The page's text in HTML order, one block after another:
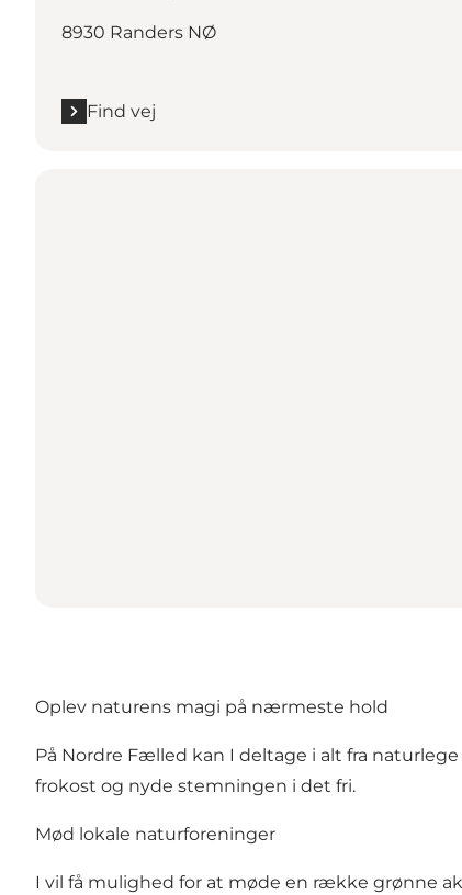
8930 Randers NØ
Find vej
Oplev naturens magi på nærmeste hold
På Nordre Fælled kan I deltage i alt fra
frokost og nyde stemningen i det fri.
Mød lokale naturforeninger
I vil få mulighed for at møde en række grønne